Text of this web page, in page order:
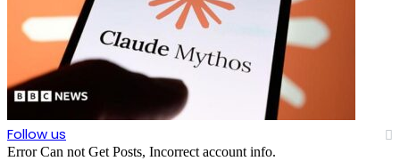
Follow us
Error Can not Get Posts, Incorrect account info.